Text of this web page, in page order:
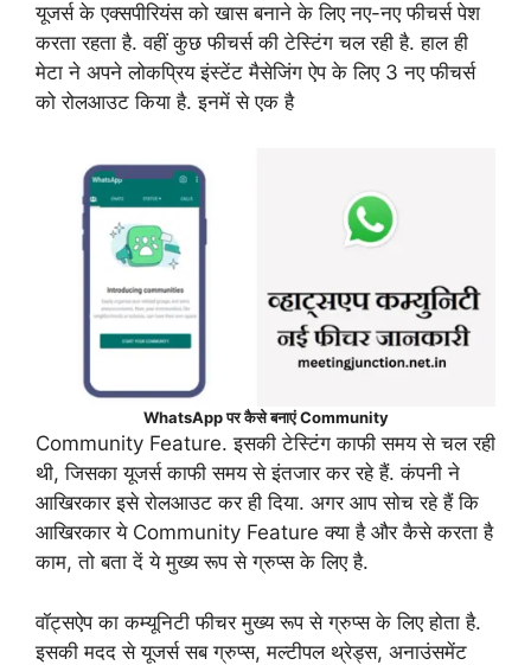
यूजर्स के एक्सपीरियंस को खास बनाने के लिए नए-नए फीचर्स पेश
करता रहता है. वहीं कुछ फीचर्स की टेस्टिंग चल रही है. हाल ही
मेटा ने अपने लोकप्रिय इंस्टेंट मैसेजिंग ऐप के लिए 3 नए फीचर्स
को रोलआउट किया है. इनमें से एक है
WhatsApp पर कैसे बनाएं Community
Community Feature. इसकी टेस्टिंग काफी समय से चल रही
थी, जिसका यूजर्स काफी समय से इंतजार कर रहे हैं. कंपनी ने
आखिरकार इसे रोलआउट कर ही दिया. अगर आप सोच रहे हैं कि
आखिरकार ये Community Feature क्या है और कैसे करता है
काम, तो बता दें ये मुख्य रूप से ग्रुप्स के लिए है.
वॉट्सऐप का कम्यूनिटी फीचर मुख्य रूप से ग्रुप्स के लिए होता है.
इसकी मदद से यूजर्स सब ग्रुप्स, मल्टीपल थ्रेड्स, अनाउंसमेंट